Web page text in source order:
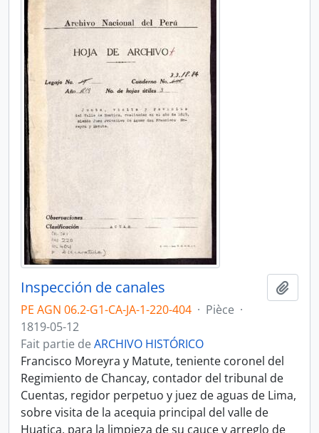
Inspección de canales
PE AGN 06.2-G1-CA-JA-1-220-404 · Pièce ·
1819-05-12
Fait partie de ARCHIVO HISTÓRICO
Francisco Moreyra y Matute, teniente coronel del
Regimiento de Chancay, contador del tribunal de
Cuentas, regidor perpetuo y juez de aguas de Lima,
sobre visita de la acequia principal del valle de
Huatica, para la limpieza de su cauce y arreglo de